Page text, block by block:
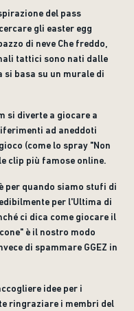
del pass
gli easter egg
di neve Che freddo,
tattici sono nati dalle
basa su un murale di
si diverte a giocare a
ad aneddoti
(come lo spray "Non
clip più famose online.
per quando siamo stufi di
per l'Ultima di
ci dica come giocare il
è il nostro modo
di spammare GGEZ in
idee per i
ringraziare i membri del